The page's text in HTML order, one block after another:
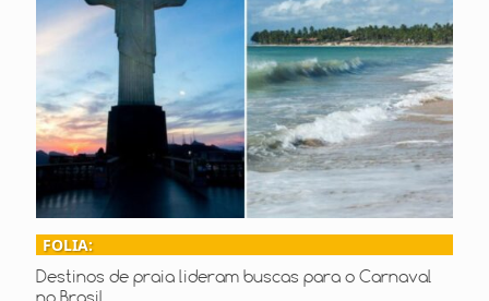
FOLIA:
Destinos de praia lideram buscas para o Carnaval
no Brasil